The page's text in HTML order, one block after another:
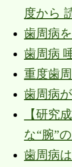
度から
歯周病
歯周病
重度歯
歯周病
【研究
な“腕”
歯周病